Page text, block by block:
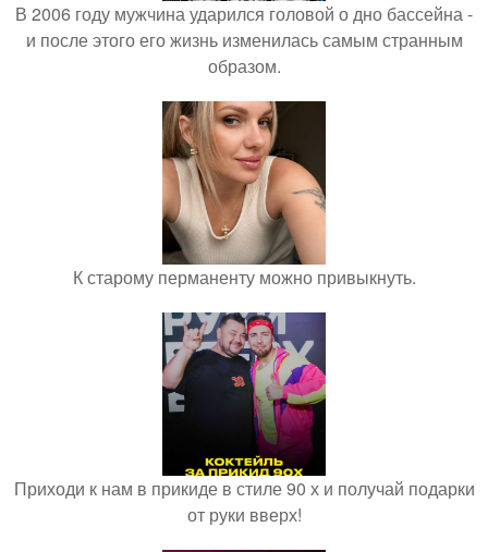
В 2006 году мужчина ударился головой о дно бассейна -
и после этого его жизнь изменилась самым странным
образом.
К старому перманенту можно привыкнуть.
Приходи к нам в прикиде в стиле 90 х и получай подарки
от руки вверх!